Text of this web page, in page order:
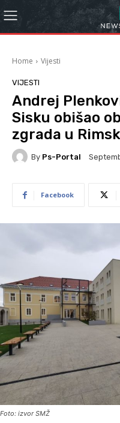
Home Vijesti
VIJESTI
Andrej
Sisku obišao
zgrada u
By Ps-Portal
Facebook
Foto: izvor SMŽ